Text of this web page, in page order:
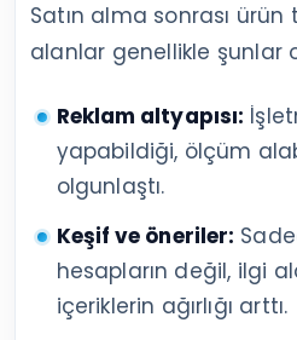
Satın alma sonrası ürün
alanlar genellikle şunlar
Reklam altyapısı:
yapabildiği, ölçüm
olgunlaştı.
Keşif ve öneriler:
hesapların değil, ilgi
içeriklerin ağırlığı arttı.